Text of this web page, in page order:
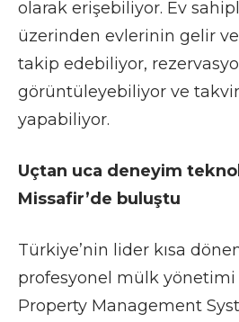
olarak erişebiliyor. Ev
üzerinden evlerinin gelir
takip edebiliyor,
görüntüleyebiliyor ve
yapabiliyor.
Uçtan uca deneyim
Missafir’de buluştu
Türkiye’nin lider kısa
profesyonel mülk yönetimi
Property Management